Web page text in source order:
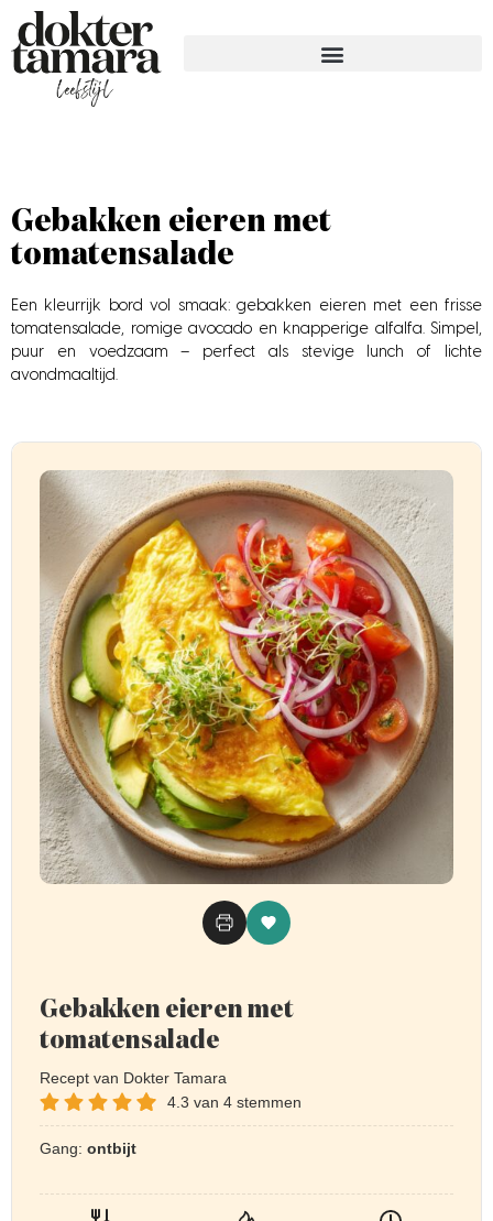
Gebakken eieren met
tomatensalade
Een kleurrijk bord vol smaak: gebakken eieren met een frisse
tomatensalade, romige avocado en knapperige alfalfa. Simpel,
puur en voedzaam – perfect als stevige lunch of lichte
avondmaaltijd.
Gebakken eieren met
tomatensalade
Recept van Dokter Tamara
4.3 van 4 stemmen
Gang: ontbijt